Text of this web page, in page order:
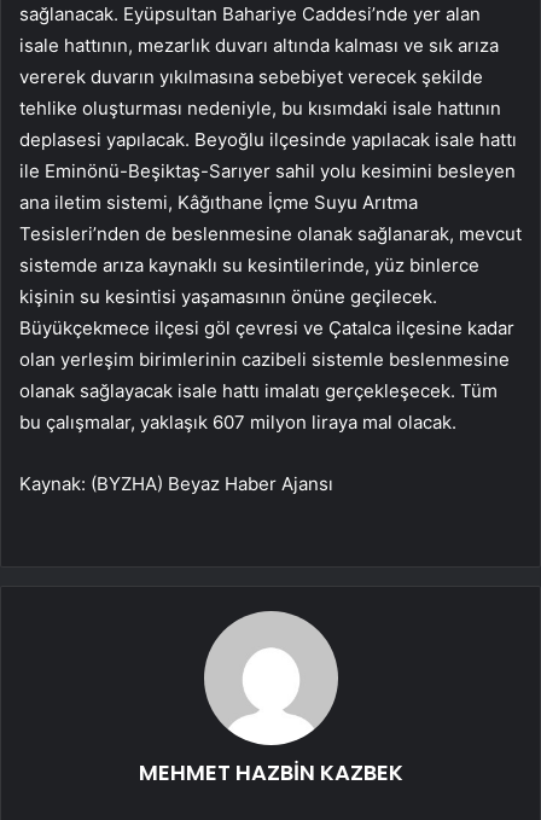
sağlanacak. Eyüpsultan Bahariye Caddesi’nde yer alan
isale hattının, mezarlık duvarı altında kalması ve sık arıza
vererek duvarın yıkılmasına sebebiyet verecek şekilde
tehlike oluşturması nedeniyle, bu kısımdaki isale hattının
deplasesi yapılacak. Beyoğlu ilçesinde yapılacak isale hattı
ile Eminönü-Beşiktaş-Sarıyer sahil yolu kesimini besleyen
ana iletim sistemi, Kâğıthane İçme Suyu Arıtma
Tesisleri’nden de beslenmesine olanak sağlanarak, mevcut
sistemde arıza kaynaklı su kesintilerinde, yüz binlerce
kişinin su kesintisi yaşamasının önüne geçilecek.
Büyükçekmece ilçesi göl çevresi ve Çatalca ilçesine kadar
olan yerleşim birimlerinin cazibeli sistemle beslenmesine
olanak sağlayacak isale hattı imalatı gerçekleşecek. Tüm
bu çalışmalar, yaklaşık 607 milyon liraya mal olacak.
Kaynak: (BYZHA) Beyaz Haber Ajansı
MEHMET HAZBİN KAZBEK